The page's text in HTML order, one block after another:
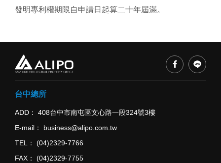
發明專利權期限自申請日起算二十年屆滿。
台中總所
ADD
408台中市南屯區文心路一段324號3樓
E-mail
business@alipo.com.tw
TEL
(04)2329-7766
FAX
(04)2329-7755